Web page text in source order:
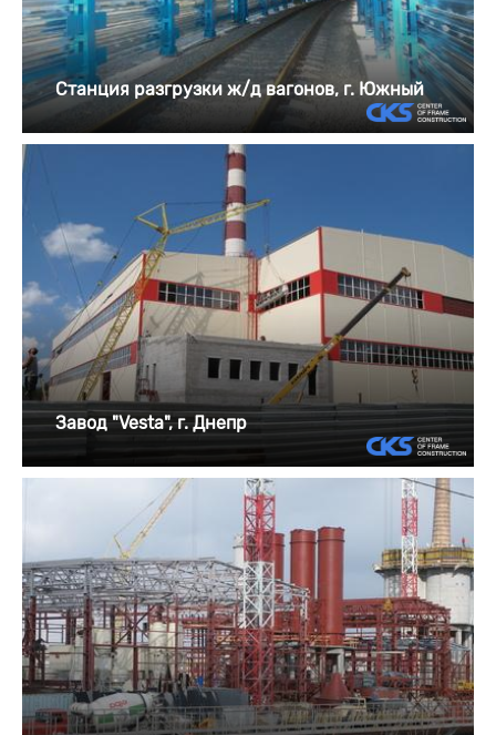
Станция разгрузки ж/д вагонов, г. Южный
Завод "Vesta", г. Днепр